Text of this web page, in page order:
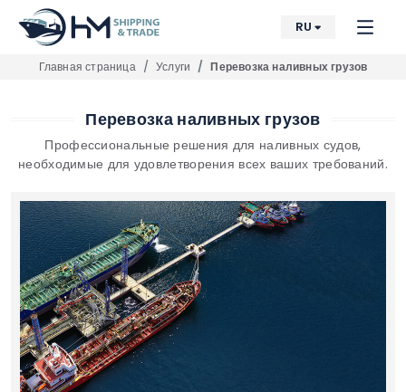
RU
Главная страница Услуги Перевозка наливных грузов
Перевозка наливных грузов
Профессиональные решения для наливных судов,
необходимые для удовлетворения всех ваших требований.